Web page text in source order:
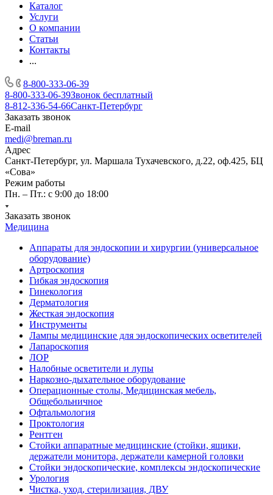
Каталог
Услуги
О компании
Статьи
Контакты
...
8-800-333-06-39
8-800-333-06-39Звонок бесплатный
8-812-336-54-66Санкт-Петербург
Заказать звонок
E-mail
medi@breman.ru
Адрес
Санкт-Петербург, ул. Маршала Тухачевского, д.22, оф.425, БЦ
«Сова»
Режим работы
Пн. – Пт.: с 9:00 до 18:00
Заказать звонок
Медицина
Аппараты для эндоскопии и хирургии (универсальное
оборудование)
Артроскопия
Гибкая эндоскопия
Гинекология
Дерматология
Жесткая эндоскопия
Инструменты
Лампы медицинские для эндоскопических осветителей
Лапароскопия
ЛОР
Налобные осветители и лупы
Наркозно-дыхательное оборудование
Операционные столы, Медицинская мебель,
Общебольничное
Офтальмология
Проктология
Рентген
Стойки аппаратные медицинские (стойки, ящики,
держатели монитора, держатели камерной головки
Стойки эндоскопические, комплексы эндоскопические
Урология
Чистка, уход, стерилизация, ДВУ